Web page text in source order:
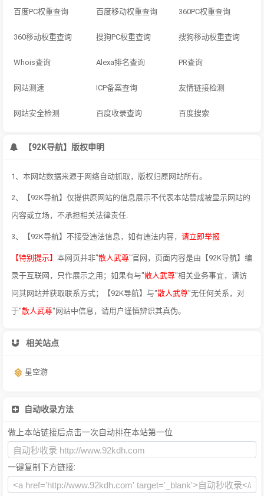
百度PC权重查询 百度移动权重查询 360PC权重查询
360移动权重查询 搜狗PC权重查询 搜狗移动权重查询
Whois查询 Alexa排名查询 PR查询
网站测速 ICP备案查询 友情链接检测
网站安全检测 百度收录查询 百度搜索
【92K导航】版权申明
1、本网站数据来源于网络自动抓取，版权归原网站所有。
2、【92K导航】仅提供原网站的信息展示不代表本站赞成被显示网站的
内容或立场，不承担相关法律责任.
3、【92K导航】不接受违法信息，如有违法内容， 请立即举报
【特别提示】 本网页并非"散人武尊"官网，页面内容是由【92K导航】编
录于互联网，只作展示之用；如果有与"散人武尊"相关业务事宜，请访
问其网站并获取联系方式；【92K导航】与"散人武尊"无任何关系，对
于"散人武尊"网站中信息，请用户谨慎辨识其真伪。
相关站点
星空游
自动收录方法
做上本站链接后点击一次自动排在本站第一位
一键复制下方链接: